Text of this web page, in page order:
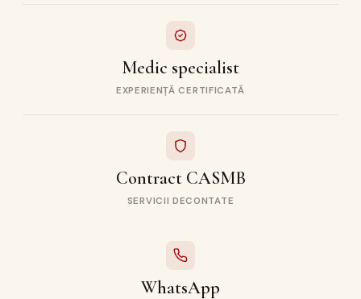
Medic specialist
EXPERIENȚĂ CERTIFICATĂ
Contract CASMB
SERVICII DECONTATE
WhatsApp